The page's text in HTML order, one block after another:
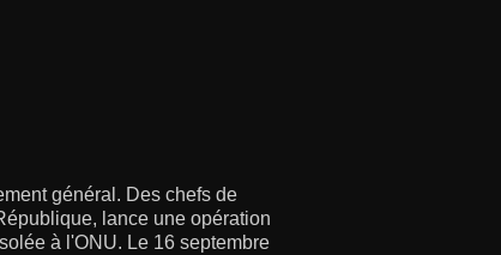
général. Des chefs de
lance une opération
à l'ONU. Le 16 septembre